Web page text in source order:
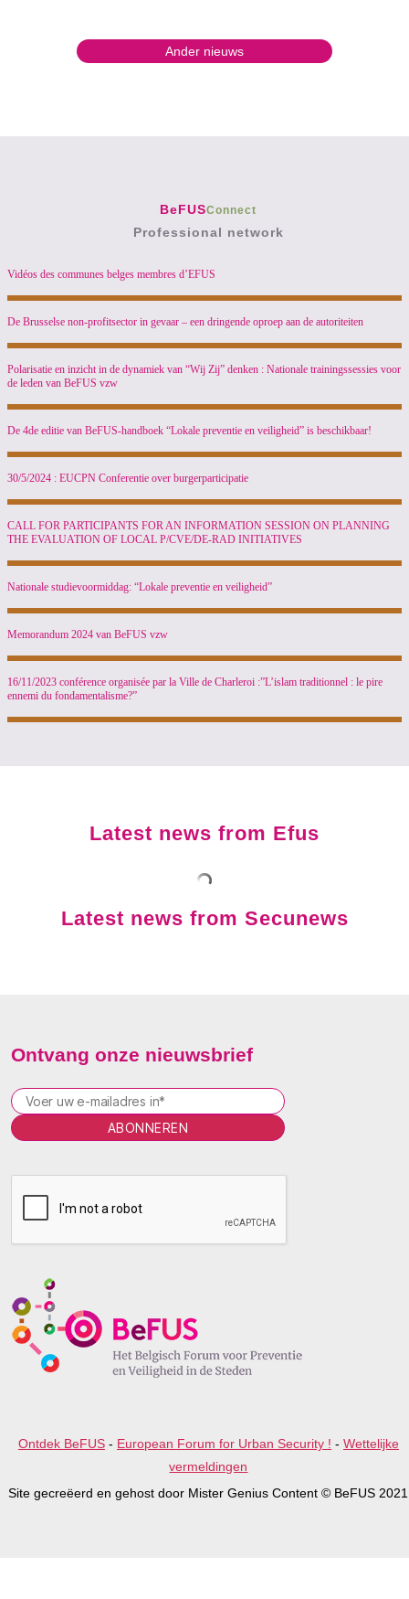
Ander nieuws
BeFUSConnect
Professional network
Vidéos des communes belges membres d’EFUS
De Brusselse non-profitsector in gevaar – een dringende oproep aan de autoriteiten
Polarisatie en inzicht in de dynamiek van “Wij Zij” denken : Nationale trainingssessies voor
de leden van BeFUS vzw
De 4de editie van BeFUS-handboek “Lokale preventie en veiligheid” is beschikbaar!
30/5/2024 : EUCPN Conferentie over burgerparticipatie
CALL FOR PARTICIPANTS FOR AN INFORMATION SESSION ON PLANNING
THE EVALUATION OF LOCAL P/CVE/DE-RAD INITIATIVES
Nationale studievoormiddag: “Lokale preventie en veiligheid”
Memorandum 2024 van BeFUS vzw
16/11/2023 conférence organisée par la Ville de Charleroi :”L’islam traditionnel : le pire
ennemi du fondamentalisme?”
Latest news from Efus
Latest news from Secunews
Ontvang onze nieuwsbrief
l
v
e
t
h
m
Ontdek BeFUS- European Forum for Urban Security ! - Wettelijke
vermeldingen
Site gecreëerd en gehost door Mister Genius Content © BeFUS 2021